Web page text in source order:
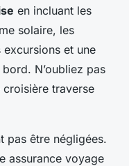
en incluant les
solaire, les
et une
N’oubliez pas
traverse
pas être négligées.
assurance voyage